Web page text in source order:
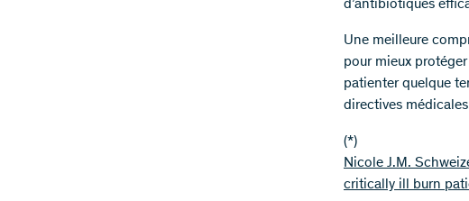
d’antibiotiques
Une meilleure
pour mieux
patienter quelque
directives
(*)
Nicole J.M.
critically ill burn